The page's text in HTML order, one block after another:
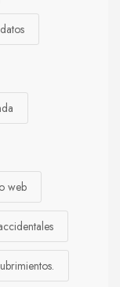
datos
web